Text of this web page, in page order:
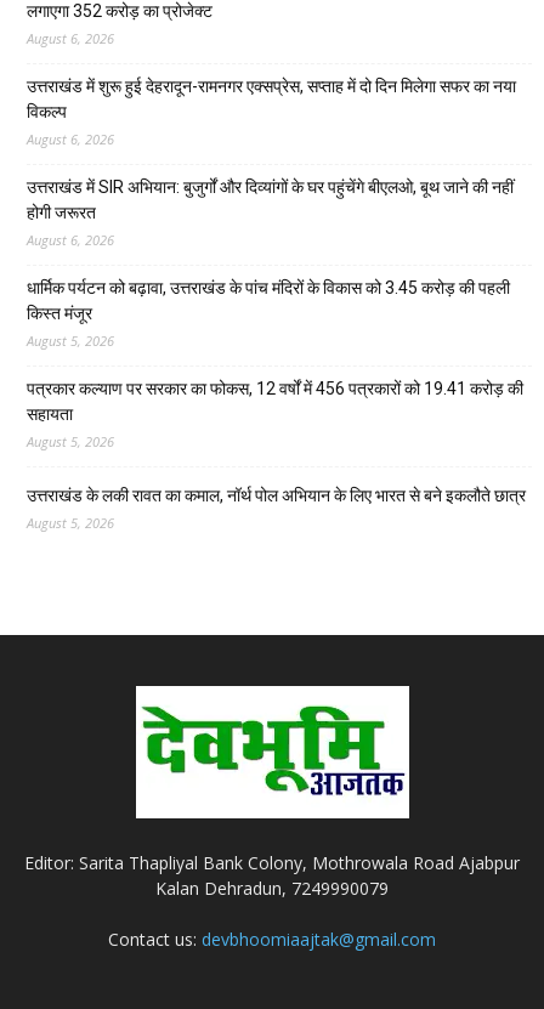
लगाएगा 352 करोड़ का प्रोजेक्ट
August 6, 2026
उत्तराखंड में शुरू हुई देहरादून-रामनगर एक्सप्रेस, सप्ताह में दो दिन मिलेगा सफर का नया
विकल्प
August 6, 2026
उत्तराखंड में SIR अभियान: बुजुर्गों और दिव्यांगों के घर पहुंचेंगे बीएलओ, बूथ जाने की नहीं
होगी जरूरत
August 6, 2026
धार्मिक पर्यटन को बढ़ावा, उत्तराखंड के पांच मंदिरों के विकास को 3.45 करोड़ की पहली
किस्त मंजूर
August 5, 2026
पत्रकार कल्याण पर सरकार का फोकस, 12 वर्षों में 456 पत्रकारों को 19.41 करोड़ की
सहायता
August 5, 2026
उत्तराखंड के लकी रावत का कमाल, नॉर्थ पोल अभियान के लिए भारत से बने इकलौते छात्र
August 5, 2026
Editor: Sarita Thapliyal Bank Colony, Mothrowala Road Ajabpur
Kalan Dehradun, 7249990079
Contact us: devbhoomiaajtak@gmail.com